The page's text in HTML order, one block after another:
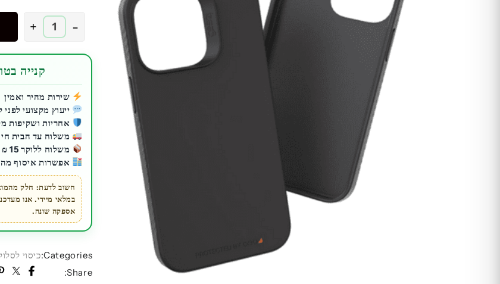
- כמות
של
כיסוי
GEAR4
ל
iPhone
14
Pro
Max
דגם
שחור
+
קנייה
שירות מהיר ואמין
ייעוץ מקצועי לפני
אחריות ושקיפות
משלוח עד הבית חינם
משלוח ללוקר 15 ₪ / חינם מעל 200 ₪
אפשרות איסוף
חשוב לדעת: חלק
במלאי מיידי. אנו
אספקה שונה.
Categories: כיסוי
Share: